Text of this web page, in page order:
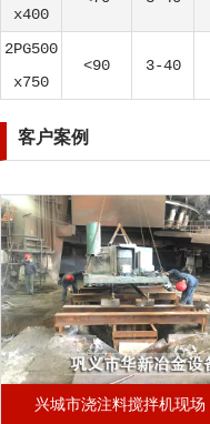
x400
2PG500
x750
<90 3-40
客户案例
兴城市浇注料搅拌机现场